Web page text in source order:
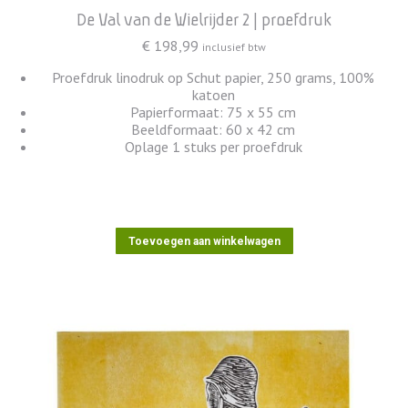
De Val van de Wielrijder 2 | proefdruk
€ 198,99 inclusief btw
Proefdruk linodruk op Schut papier, 250 grams, 100%
katoen
Papierformaat: 75 x 55 cm
Beeldformaat: 60 x 42 cm
Oplage 1 stuks per proefdruk
Toevoegen aan winkelwagen